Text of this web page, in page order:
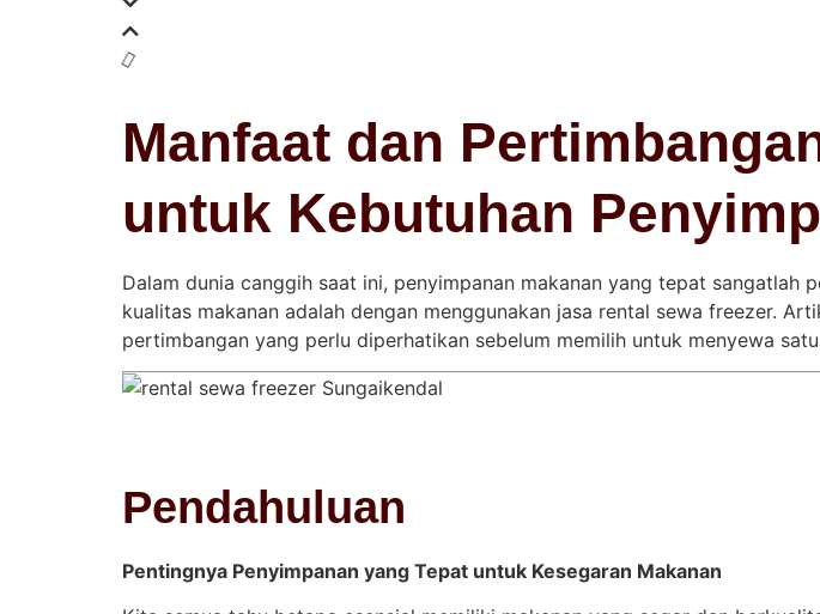
Manfaat dan
untuk Kebutuhan
Dalam dunia canggih saat ini, penyimpanan makanan yang tepat
kualitas makanan adalah dengan menggunakan jasa rental sewa freezer.
pertimbangan yang perlu diperhatikan sebelum memilih untuk menyewa
Pendahuluan
Pentingnya Penyimpanan yang Tepat untuk Kesegaran Makanan